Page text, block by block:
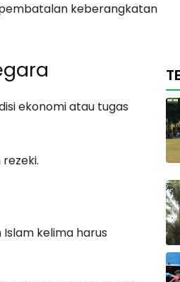
keberangkatan
ekonomi atau tugas
kelima harus